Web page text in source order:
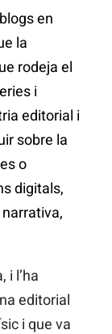
en
la
rodeja el
i
editorial i
sobre la
o
digitals,
i l’ha
editorial
i que va